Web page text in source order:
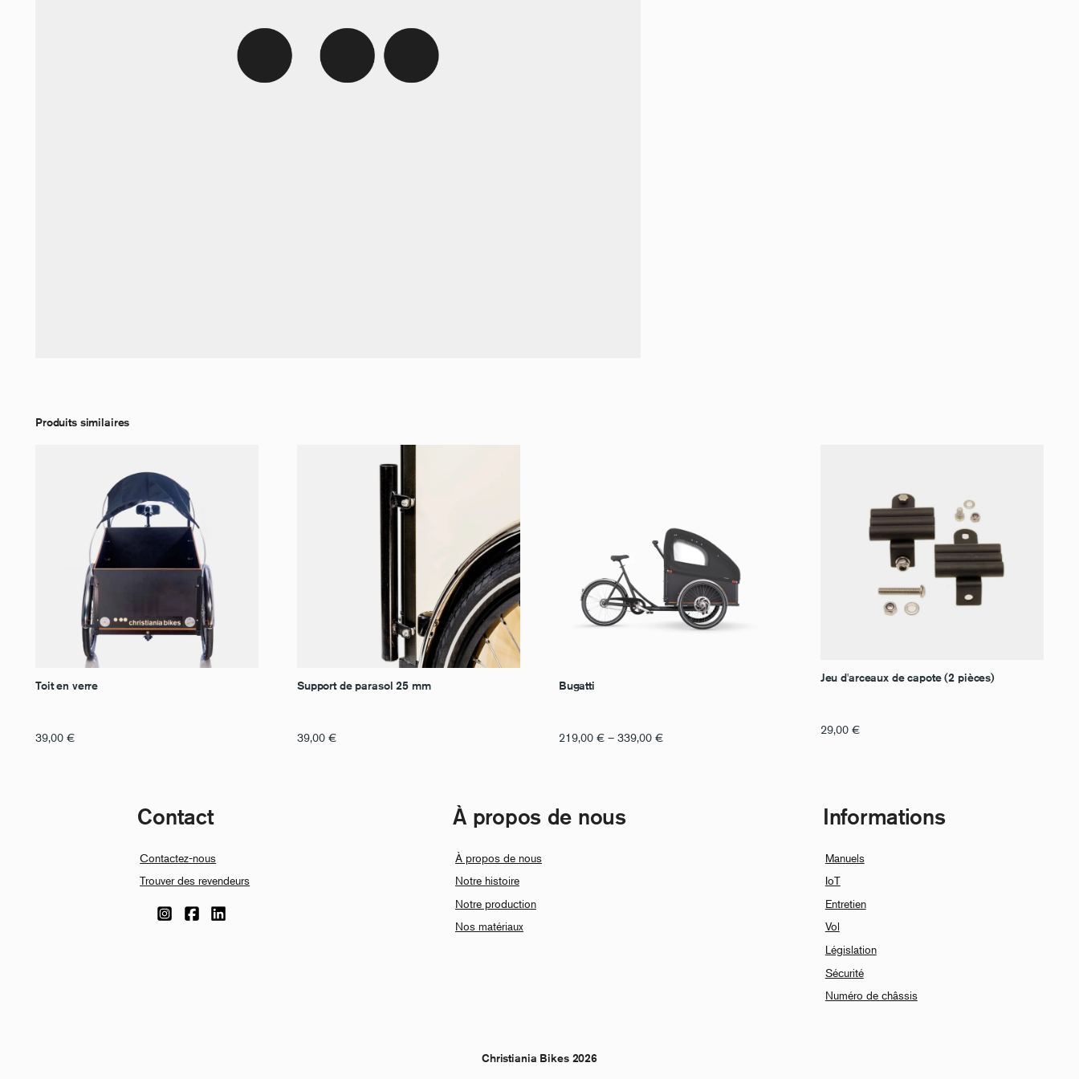
Produits similaires
Toit en verre
39,00 €
Support de parasol 25 mm
39,00 €
Bugatti
219,00 € – 339,00 €Fourchette
Jeu d'arceaux de capote (2 pièces)
29,00 €
Contact
Contactez-nous
Trouver des revendeurs
À propos de nous
À propos de nous
Notre histoire
Notre production
Nos matériaux
Informations
Manuels
IoT
Entretien
Vol
Législation
Sécurité
Numéro de châssis
Christiania Bikes 2026